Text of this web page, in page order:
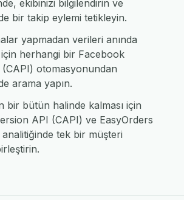
ekibinizi bilgilendirin ve
bir takip eylemi tetikleyin.
yapmadan verileri anında
herhangi bir Facebook
otomasyonundan
arama yapın.
bir bütün halinde kalması için
API (CAPI) ve EasyOrders
tek bir müşteri